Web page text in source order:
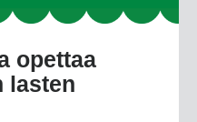
opettaa
lasten